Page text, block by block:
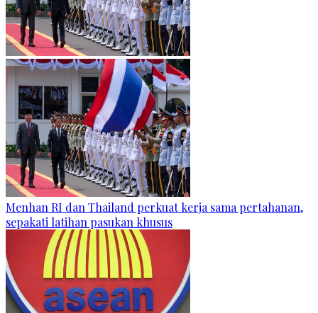
Menhan RI dan Thailand perkuat kerja sama pertahanan,
sepakati latihan pasukan khusus